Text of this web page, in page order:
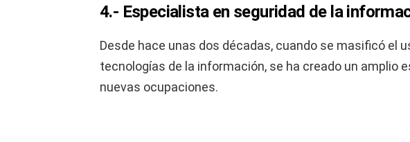
4.- Especialista en seguridad de la
Desde hace unas dos décadas, cuando se masificó el
tecnologías de la información, se ha creado un amplio
nuevas ocupaciones.